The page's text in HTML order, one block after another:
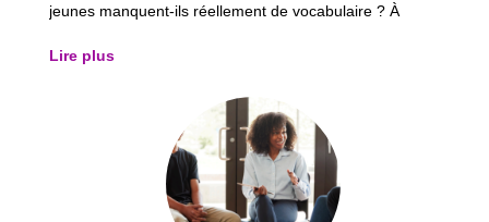
jeunes manquent-ils réellement de vocabulaire ? À
m’interpelle. Lorsqu’on demande à un jeune de raconter
Lire plus